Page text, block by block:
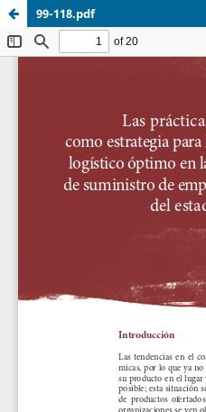
99-118.pdf